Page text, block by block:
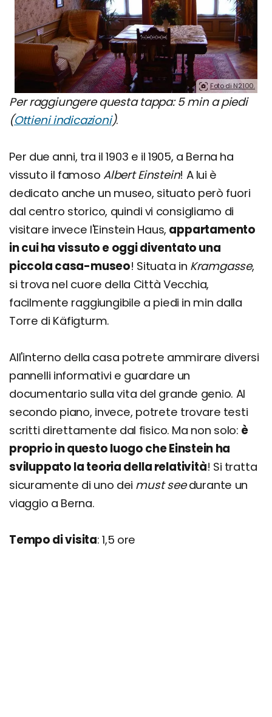
Foto di N2100.
Per raggiungere questa tappa: 5 min a piedi
(Ottieni indicazioni).
Per due anni, tra il 1903 e il 1905, a Berna ha
vissuto il famoso Albert Einstein! A lui è
dedicato anche un museo, situato però fuori
dal centro storico, quindi vi consigliamo di
visitare invece l'Einstein Haus, appartamento
in cui ha vissuto e oggi diventato una
piccola casa-museo! Situata in Kramgasse,
si trova nel cuore della Città Vecchia,
facilmente raggiungibile a piedi in min dalla
Torre di Käfigturm.
All'interno della casa potrete ammirare diversi
pannelli informativi e guardare un
documentario sulla vita del grande genio. Al
secondo piano, invece, potrete trovare testi
scritti direttamente dal fisico. Ma non solo: è
proprio in questo luogo che Einstein ha
sviluppato la teoria della relatività! Si tratta
sicuramente di uno dei must seedurante un
viaggio a Berna.
Tempo di visita: 1,5 ore